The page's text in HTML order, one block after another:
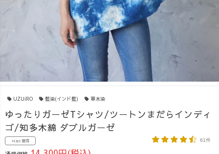
UZUiRO 藍染(インド藍) 草木染
ゆったりガーゼTシャツ/ツートンまだらインディ
ゴ/知多木綿 ダブルガーゼ
143pt 獲得 61件